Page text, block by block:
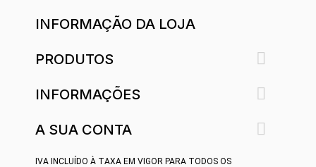
INFORMAÇÃO DA LOJA
PRODUTOS 
INFORMAÇÕES 
A SUA CONTA 
IVA INCLUÍDO À TAXA EM VIGOR PARA TODOS OS